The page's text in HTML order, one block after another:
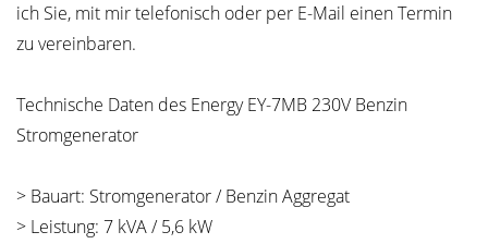
ich Sie, mit mir telefonisch oder per E-Mail einen Termin
zu vereinbaren.
Technische Daten des Energy EY-7MB 230V Benzin
Stromgenerator
> Bauart: Stromgenerator / Benzin Aggregat
> Leistung: 7 kVA / 5,6 kW